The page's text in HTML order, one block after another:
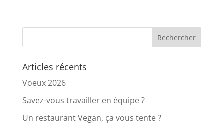
Articles récents
Voeux 2026
Savez-vous travailler en équipe ?
Un restaurant Vegan, ça vous tente ?